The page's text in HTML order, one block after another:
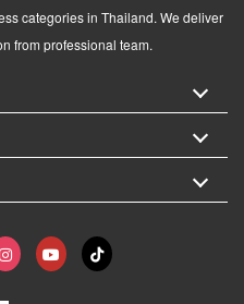
categories in Thailand. We deliver
from professional team.